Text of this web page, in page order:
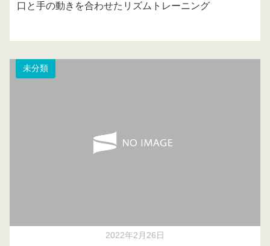
口と手の動きを合わせたリズムトレーニング
未分類
2022年2月26日